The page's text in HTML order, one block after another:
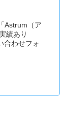
Astrum（ア
績あり
合わせフォ